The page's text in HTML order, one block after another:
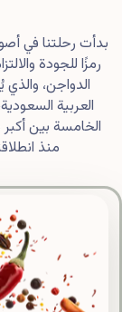
رمزًا للجودة
الدواجن،
العربية
الخامسة بين
منذ